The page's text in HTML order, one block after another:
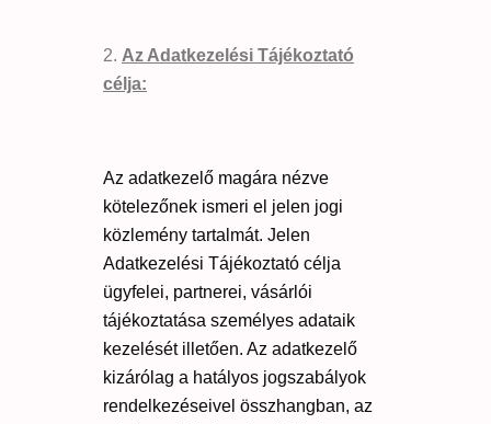
Az Adatkezelési Tájékoztató
célja:
Az adatkezelő magára nézve
kötelezőnek ismeri el jelen jogi
közlemény tartalmát. Jelen
Adatkezelési Tájékoztató célja
ügyfelei, partnerei, vásárlói
tájékoztatása személyes adataik
kezelését illetően. Az adatkezelő
kizárólag a hatályos jogszabályok
rendelkezéseivel összhangban, az